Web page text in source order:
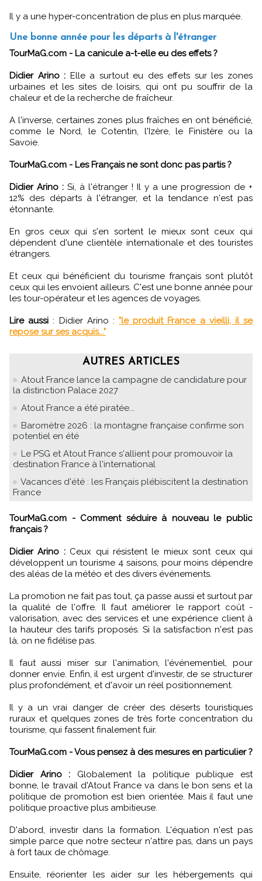
Il y a une hyper-concentration de plus en plus marquée.
Une bonne année pour les départs à l'étranger
TourMaG.com - La canicule a-t-elle eu des effets ?
Didier Arino : Elle a surtout eu des effets sur les zones
urbaines et les sites de loisirs, qui ont pu souffrir de la
chaleur et de la recherche de fraîcheur.
A l'inverse, certaines zones plus fraîches en ont bénéficié,
comme le Nord, le Cotentin, l'Izère, le Finistère ou la
Savoie.
TourMaG.com - Les Français ne sont donc pas partis ?
Didier Arino : Si, à l'étranger ! Il y a une progression de +
12% des départs à l'étranger, et la tendance n'est pas
étonnante.
En gros ceux qui s'en sortent le mieux sont ceux qui
dépendent d'une clientèle internationale et des touristes
étrangers.
Et ceux qui bénéficient du tourisme français sont plutôt
ceux qui les envoient ailleurs. C'est une bonne année pour
les tour-opérateur et les agences de voyages.
Lire aussi : Didier Arino :"le produit France a vieilli, il se
repose sur ses acquis..."
AUTRES ARTICLES
Atout France lance la campagne de candidature pour
la distinction Palace 2027
Atout France a été piratée...
Baromètre 2026 : la montagne française confirme son
potentiel en été
Le PSG et Atout France s'allient pour promouvoir la
destination France à l'international
Vacances d'été : les Français plébiscitent la destination
France
TourMaG.com - Comment séduire à nouveau le public
français ?
Didier Arino :Ceux qui résistent le mieux sont ceux qui
développent un tourisme 4 saisons, pour moins dépendre
des aléas de la météo et des divers événements.
La promotion ne fait pas tout, ça passe aussi et surtout par
la qualité de l'offre. Il faut améliorer le rapport coût -
valorisation, avec des services et une expérience client à
la hauteur des tarifs proposés. Si la satisfaction n'est pas
là, on ne fidélise pas.
Il faut aussi miser sur l'animation, l'événementiel, pour
donner envie. Enfin, il est urgent d'investir, de se structurer
plus profondément, et d'avoir un réel positionnement.
Il y a un vrai danger de créer des déserts touristiques
ruraux et quelques zones de très forte concentration du
tourisme, qui fassent finalement fuir.
TourMaG.com - Vous pensez à des mesures en particulier ?
Didier Arino : Globalement la politique publique est
bonne, le travail d'Atout France va dans le bon sens et la
politique de promotion est bien orientée. Mais il faut une
politique proactive plus ambitieuse.
D'abord, investir dans la formation. L'équation n'est pas
simple parce que notre secteur n'attire pas, dans un pays
à fort taux de chômage.
Ensuite, réorienter les aider sur les hébergements qui